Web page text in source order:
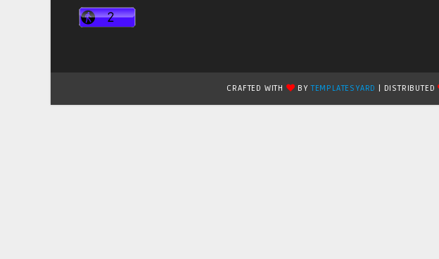
CRAFTED WITH BYTEMPLATESYARD | DISTRIBUTED